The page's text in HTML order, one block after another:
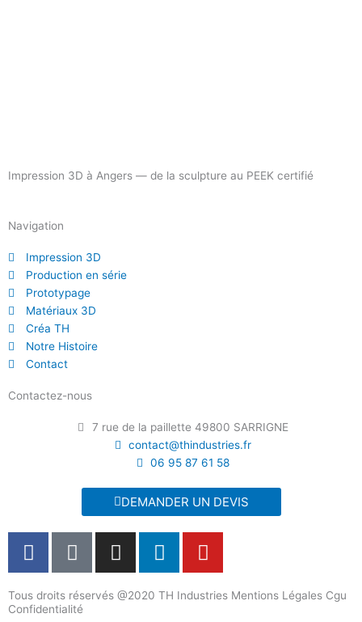
Impression 3D à Angers — de la sculpture au PEEK certifié
Navigation
Impression 3D
Production en série
Prototypage
Matériaux 3D
Créa TH
Notre Histoire
Contact
Contactez-nous
7 rue de la paillette 49800 SARRIGNE
contact@thindustries.fr
06 95 87 61 58
DEMANDER UN DEVIS
F
a
e
T
i
t
I
n
t
L
i
k
Y
o
t
Tous droits réservés @2020 TH Industries Mentions Légales Cgu
Confidentialité